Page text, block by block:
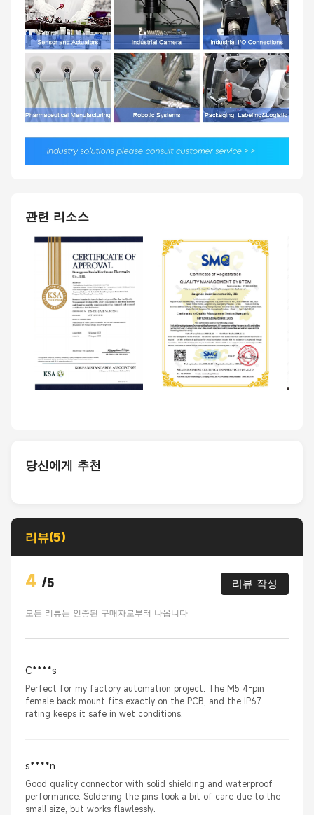
관련 리소스
당신에게 추천
리뷰(5)
4 /5 리뷰 작성
모든 리뷰는 인증된 구매자로부터 나옵니다
C****s
Perfect for my factory automation project. The M5 4-pin
female back mount fits exactly on the PCB, and the IP67
rating keeps it safe in wet conditions.
s****n
Good quality connector with solid shielding and waterproof
performance. Soldering the pins took a bit of care due to the
small size, but works flawlessly.